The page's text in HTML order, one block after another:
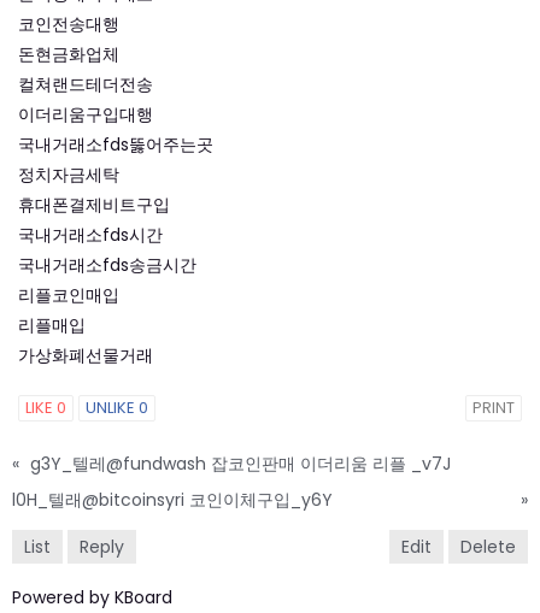
코인전송대행
돈현금화업체
컬쳐랜드테더전송
이더리움구입대행
국내거래소fds뚫어주는곳
정치자금세탁
휴대폰결제비트구입
국내거래소fds시간
국내거래소fds송금시간
리플코인매입
리플매입
가상화폐선물거래
LIKE 0 UNLIKE 0 PRINT
« g3Y_텔레@fundwash 잡코인판매 이더리움 리플 _v7J
l0H_텔래@bitcoinsyri 코인이체구입_y6Y
»
List
Reply Edit Delete
Powered by KBoard